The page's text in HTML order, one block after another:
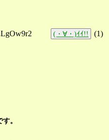
(・∀・)ｲｲ!! (1)
。